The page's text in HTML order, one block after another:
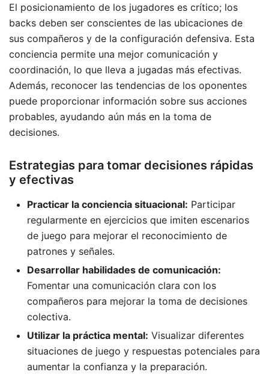
El posicionamiento de los jugadores es crítico; los
backs deben ser conscientes de las ubicaciones de
sus compañeros y de la configuración defensiva. Esta
conciencia permite una mejor comunicación y
coordinación, lo que lleva a jugadas más efectivas.
Además, reconocer las tendencias de los oponentes
puede proporcionar información sobre sus acciones
probables, ayudando aún más en la toma de
decisiones.
Estrategias para tomar decisiones rápidas
y efectivas
Practicar la conciencia situacional: Participar
regularmente en ejercicios que imiten escenarios
de juego para mejorar el reconocimiento de
patrones y señales.
Desarrollar habilidades de comunicación:
Fomentar una comunicación clara con los
compañeros para mejorar la toma de decisiones
colectiva.
Utilizar la práctica mental: Visualizar diferentes
situaciones de juego y respuestas potenciales para
aumentar la confianza y la preparación.